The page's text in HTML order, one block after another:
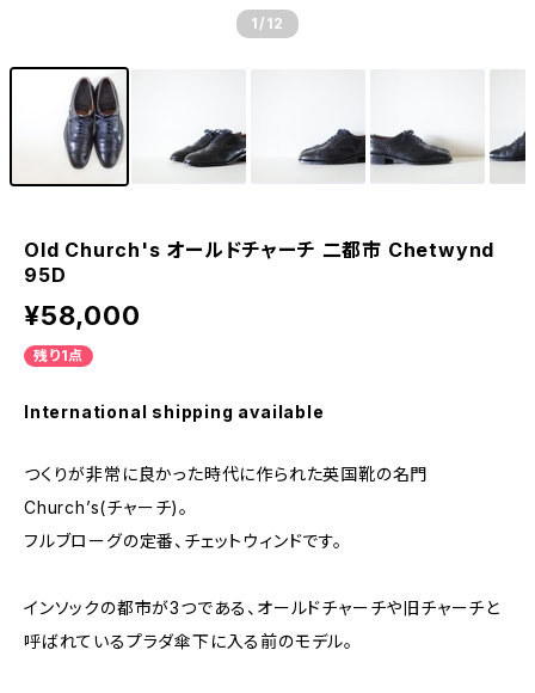
1 /12
Old Church's オールドチャーチ 二都市 Chetwynd
95D
¥58,000
残り1点
International shipping available
つくりが非常に良かった時代に作られた英国靴の名門
Church’s(チャーチ)。
フルブローグの定番、チェットウィンドです。
インソックの都市が3つである、オールドチャーチや旧チャーチと
呼ばれているプラダ傘下に入る前のモデル。